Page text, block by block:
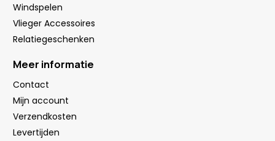
Windspelen
Vlieger Accessoires
Relatiegeschenken
Meer informatie
Contact
Mijn account
Verzendkosten
Levertijden